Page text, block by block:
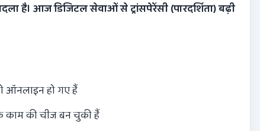
है। आज डिजिटल सेवाओं से ट्रांसपेरेंसी (पारदर्शिता) बढ़ी
ऑनलाइन हो गए हैं
काम की चीज बन चुकी हैं